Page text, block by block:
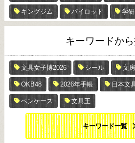
キングジム パイロット 学
キーワードか
文具女子博2026 シール 文
OKB48 2026年手帳 日本文
ペンケース 文具王
キーワード一覧